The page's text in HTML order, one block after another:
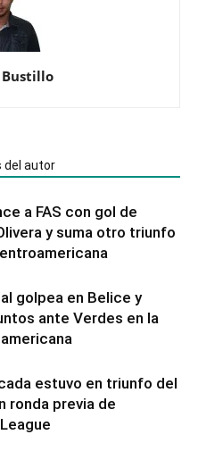
del autor
a FAS con gol de
y suma otro triunfo
golpea en Belice y
ante Verdes en la
estuvo en triunfo del
ronda previa de